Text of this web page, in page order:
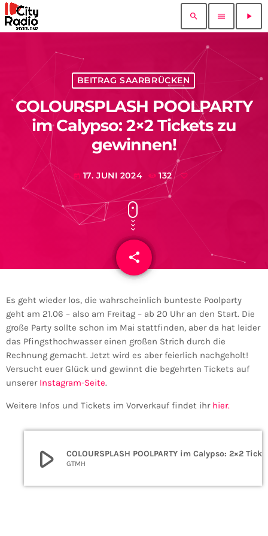
search menu play_arrow
BEITRAG SAARBRÜCKEN
COLOURSPLASH POOLPARTY
im Calypso: 2×2 Tickets zu
gewinnen!
today 17. JUNI 2024 132
share
email
Es geht wieder los, die wahrscheinlich bunteste Poolparty
geht am 21.06 – also am Freitag – ab 20 Uhr an den Start. Die
große Party sollte schon im Mai stattfinden, aber da hat leider
das Pfingsthochwasser einen großen Strich durch die
Rechnung gemacht. Jetzt wird es aber feierlich nachgeholt!
Versucht euer Glück und gewinnt die begehrten Tickets auf
unserer Instagram-Seite.
Weitere Infos und Tickets im Vorverkauf findet ihr hier.
play_arrow GTMH